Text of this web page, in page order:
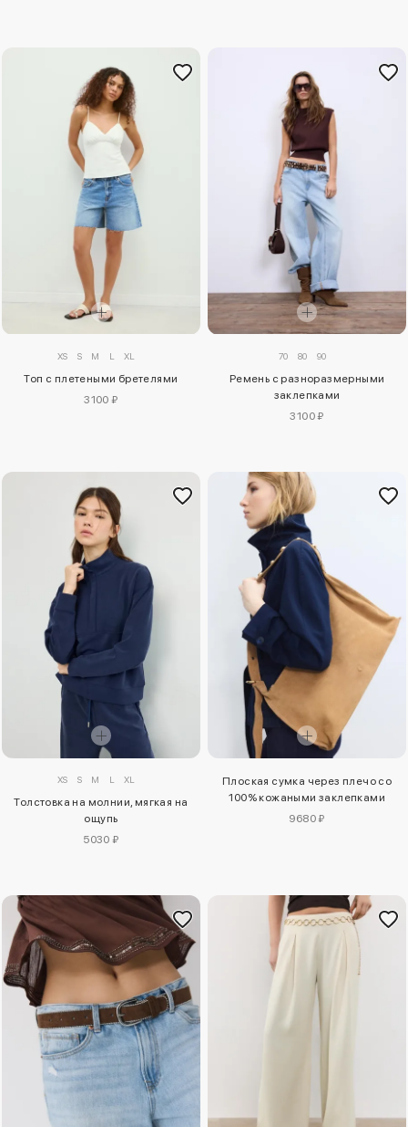
XS S M L XL
Топ с плетеными бретелями
3100 ₽
70 80 90
Ремень с разноразмерными
заклепками
3100 ₽
XS S M L XL
Толстовка на молнии, мягкая на
ощупь
5030 ₽
Плоская сумка через плечо со
100% кожаными заклепками
9680 ₽